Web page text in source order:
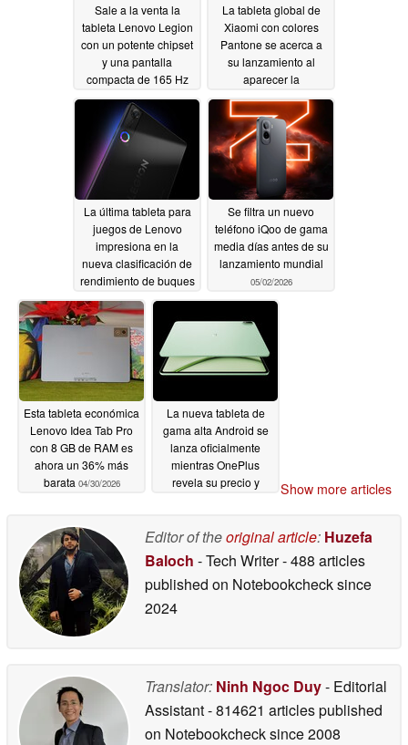
Sale a la venta la
tableta Lenovo Legion
con un potente chipset
y una pantalla
compacta de 165 Hz
05/06/2026
La tableta global de
Xiaomi con colores
Pantone se acerca a
su lanzamiento al
aparecer la
certificación05/05/2026
La última tableta para
juegos de Lenovo
impresiona en la
nueva clasificación de
rendimiento de buques
insignia de AnTuTu
05/04/2026
Se filtra un nuevo
teléfono iQoo de gama
media días antes de su
lanzamiento mundial
05/02/2026
Esta tableta económica
Lenovo Idea Tab Pro
con 8 GB de RAM es
ahora un 36% más
barata 04/30/2026
La nueva tableta de
gama alta Android se
lanza oficialmente
mientras OnePlus
revela su precio y
Show more articles
Editor of theoriginal article: Huzefa
Baloch - Tech Writer- 488 articles
published on Notebookchecksince
2024
Translator: Ninh Ngoc Duy- Editorial
Assistant- 814621 articles published
on Notebookchecksince 2008